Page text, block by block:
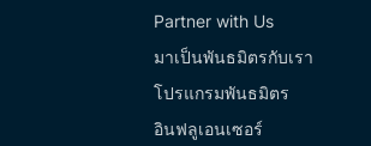
Partner with Us
มาเป็นพันธมิตรกับเรา
โปรแกรมพันธมิตร
อินฟลูเอนเซอร์